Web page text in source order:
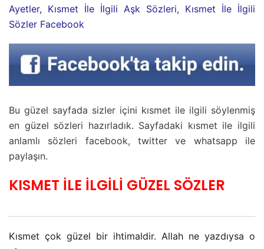
Ayetler, Kısmet İle İlgili Aşk Sözleri, Kısmet İle İlgili
Sözler Facebook
Bu güzel sayfada sizler içini kısmet ile ilgili söylenmiş
en güzel sözleri hazırladık. Sayfadaki kısmet ile ilgili
anlamlı sözleri facebook, twitter ve whatsapp ile
paylaşın.
KISMET İLE İLGİLİ GÜZEL SÖZLER
Kısmet çok güzel bir ihtimaldir. Allah ne yazdıysa o